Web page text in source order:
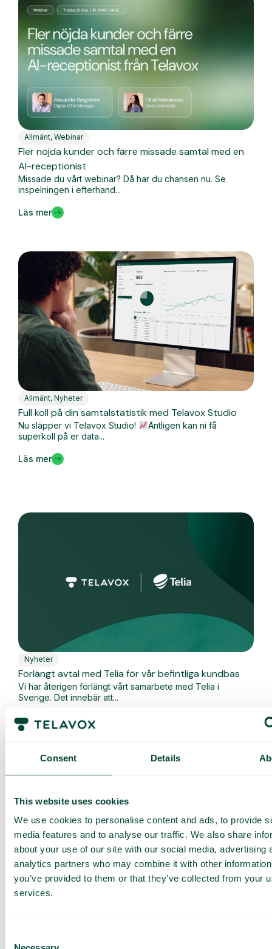
Consent Details
This website uses cookies
We use cookies to personalise content and ads, to provide
media features and to analyse our traffic. We also share
about your use of our site with our social media, advertising
analytics partners who may combine it with other
you’ve provided to them or that they’ve collected from your
services.
Allmänt, Webinar
Fler nöjda kunder och färre missade samtal med en
AI-receptionist
Missade du vårt webinar? Då har du chansen nu. Se
inspelningen i efterhand...
Läs mer
Allmänt, Nyheter
Full koll på din samtalstatistik med Telavox Studio
Nu släpper vi Telavox Studio!
Äntligen kan ni få
superkoll på er data...
Läs mer
Nyheter
Förlängt avtal med Telia för vår befintliga kundbas
Vi har återigen förlängt vårt samarbete med Telia i
Sverige. Det innebär att...
Läs mer